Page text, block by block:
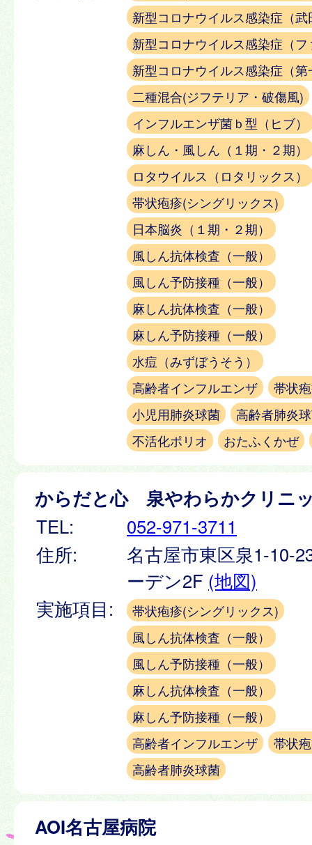
新型コロナウイルス感染症（
新型コロナウイルス感染症（
新型コロナウイルス感染症（
二種混合(ジフテリア・破傷風)
インフルエンザ菌ｂ型（ヒブ）
麻しん・風しん（１期・２期）
ロタウイルス（ロタリックス）
帯状疱疹(シングリックス)
日本脳炎（１期・２期）
風しん抗体検査（一般）
風しん予防接種（一般）
麻しん抗体検査（一般）
麻しん予防接種（一般）
水痘（みずぼうそう）
高齢者インフルエンザ
帯状
小児用肺炎球菌
高齢者肺炎
不活化ポリオ
おたふくかぜ
からだと心 泉やわらかクリニ
TEL:
052-971-3711
住所:
名古屋市東区泉1-10-
ーデン2F (地図)
実施項目:
帯状疱疹(シングリックス)
風しん抗体検査（一般）
風しん予防接種（一般）
麻しん抗体検査（一般）
麻しん予防接種（一般）
高齢者インフルエンザ
帯状
高齢者肺炎球菌
AOI名古屋病院